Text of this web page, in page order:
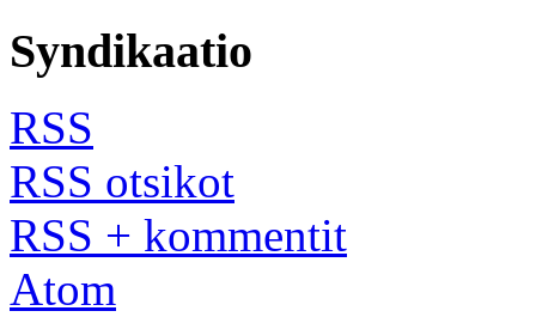
Syndikaatio
RSS
RSS otsikot
RSS + kommentit
Atom